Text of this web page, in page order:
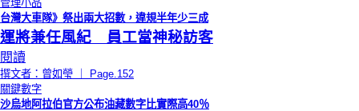
管理小品
台灣大車隊》祭出兩大招數，違規半年少三成
運將兼任風紀 員工當神秘訪客
閱讀
撰文者：曾如瑩 ｜ Page.152
關鍵數字
沙烏地阿拉伯官方公布油藏數字比實際高40％